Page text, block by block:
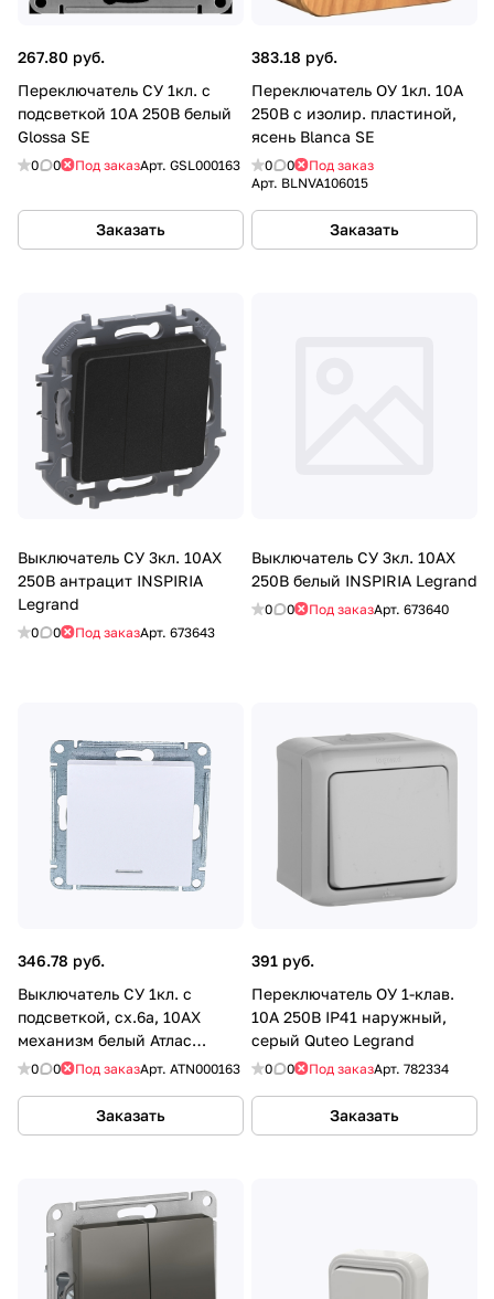
267.80 руб.
Переключатель СУ 1кл. с
подсветкой 10A 250В белый
Glossa SE
0 0 Под заказАрт. GSL000163
Заказать
383.18 руб.
Переключатель ОУ 1кл. 10A
250В с изолир. пластиной,
ясень Blanca SE
0 0
Под заказ
Арт. BLNVA106015
Заказать
Выключатель СУ 3кл. 10AX
250В антрацит INSPIRIA
Legrand
0 0 Под заказАрт. 673643
Выключатель СУ 3кл. 10AX
250В белый INSPIRIA Legrand
0 0 Под заказАрт. 673640
346.78 руб.
Выключатель СУ 1кл. с
подсветкой, сх.6а, 10АХ
механизм белый Атлас
Дизайн SE
0 0 Под заказАрт. ATN000163
Заказать
391 руб.
Переключатель ОУ 1-клав.
10А 250В IP41 наружный,
серый Quteo Legrand
0 0 Под заказАрт. 782334
Заказать